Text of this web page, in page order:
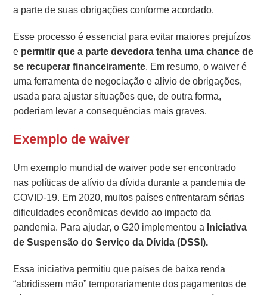
a parte de suas obrigações conforme acordado.
Esse processo é essencial para evitar maiores prejuízos
e permitir que a parte devedora tenha uma chance de
se recuperar financeiramente. Em resumo, o waiver é
uma ferramenta de negociação e alívio de obrigações,
usada para ajustar situações que, de outra forma,
poderiam levar a consequências mais graves.
Exemplo de waiver
Um exemplo mundial de waiver pode ser encontrado
nas políticas de alívio da dívida durante a pandemia de
COVID-19. Em 2020, muitos países enfrentaram sérias
dificuldades econômicas devido ao impacto da
pandemia. Para ajudar, o G20 implementou a Iniciativa
de Suspensão do Serviço da Dívida (DSSI).
Essa iniciativa permitiu que países de baixa renda
“abridissem mão” temporariamente dos pagamentos de